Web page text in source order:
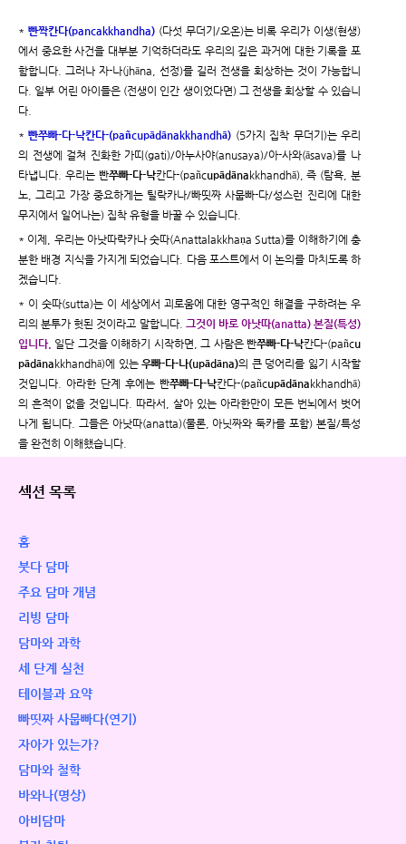
* 빤짝칸다(pancakkhandha)(다섯 무더기/오온)는 비록 우리가 이생(현생)
에서 중요한 사건을 대부분 기억하더라도 우리의 깊은 과거에 대한 기록을 포
함합니다. 그러나 자-나(jhāna, 선정)를 길러 전생을 회상하는 것이 가능합니
다. 일부 어린 아이들은 (전생이 인간 생이었다면) 그 전생을 회상할 수 있습니
다.
*빤쭈빠-다-낙칸다-(pañcupādānakkhandhā) (5가지 집착 무더기)는 우리
의 전생에 걸쳐 진화한 가띠(gati)/아누사야(anusaya)/아-사와(āsava)를 나
타냅니다. 우리는 빤쭈빠-다-낙칸다-(pañcupādāna kkhandhā), 즉 (탐욕, 분
노, 그리고 가장 중요하게는 틸락카나/빠띳짜 사뭅빠-다/성스런 진리에 대한
무지에서 일어나는) 집착 유형을 바꿀 수 있습니다.
* 이제, 우리는 아낫따락카나 숫따(Anattalakkhaṇa Sutta)를 이해하기에 충
분한 배경 지식을 가지게 되었습니다. 다음 포스트에서 이 논의를 마치도록 하
겠습니다.
* 이 숫따(sutta)는 이 세상에서 괴로움에 대한 영구적인 해결을 구하려는 우
리의 분투가 헛된 것이라고 말합니다. 그것이 바로 아낫따(anatta) 본질(특성)
입니다. 일단 그것을 이해하기 시작하면, 그 사람은 빤쭈빠-다-낙칸다-(pañcu
pādāna kkhandhā)에 있는 우빠-다-나(upādāna)의 큰 덩어리를 잃기 시작할
것입니다. 아라한 단계 후에는 빤쭈빠-다-낙칸다-(pañcupādāna kkhandhā)
의 흔적이 없을 것입니다. 따라서, 살아 있는 아라한만이 모든 번뇌에서 벗어
나게 됩니다. 그들은 아낫따(anatta)(물론, 아닛짜와 둑카를 포함) 본질/특성
을 완전히 이해했습니다.
섹션 목록
홈
붓다 담마
주요 담마 개념
리빙 담마
담마와 과학
세 단계 실천
테이블과 요약
빠띳짜 사뭅빠다(연기)
자아가 있는가?
담마와 철학
바와나(명상)
아비담마